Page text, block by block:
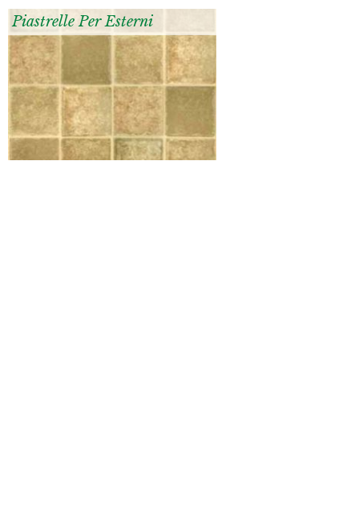
Piastrelle Per Esterni